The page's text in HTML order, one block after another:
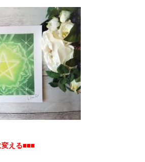
える■■■